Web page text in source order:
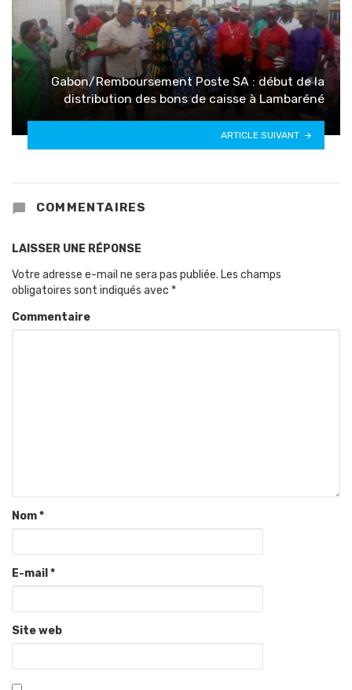
Gabon/Remboursement Poste SA : début de la
distribution des bons de caisse à Lambaréné
ARTICLE SUIVANT
COMMENTAIRES
LAISSER UNE RÉPONSE
Votre adresse e-mail ne sera pas publiée. Les champs
obligatoires sont indiqués avec *
Commentaire
Nom*
E-mail *
Site web